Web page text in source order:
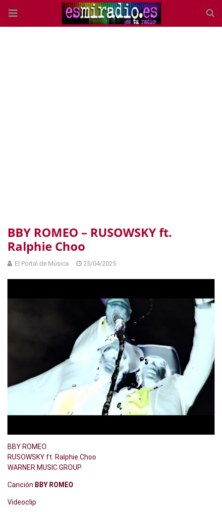
BBY ROMEO – RUSOWSKY ft.
Ralphie Choo
El Portal de Música 25/04/2025
BBY ROMEO
RUSOWSKY ft. Ralphie Choo
WARNER MUSIC GROUP
Canción BBY ROMEO
Videoclip